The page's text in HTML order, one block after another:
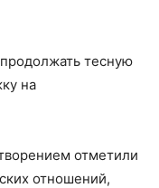
тесную
на
отметили
отношений,